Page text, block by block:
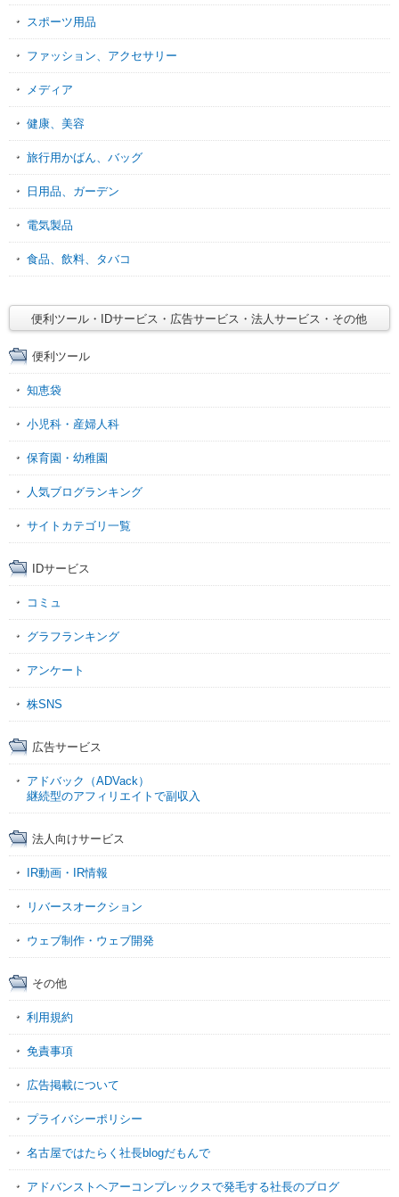
スポーツ用品
ファッション、アクセサリー
メディア
健康、美容
旅行用かばん、バッグ
日用品、ガーデン
電気製品
食品、飲料、タバコ
便利ツール・IDサービス・広告サービス・法人サービス・その他
便利ツール
知恵袋
小児科・産婦人科
保育園・幼稚園
人気ブログランキング
サイトカテゴリ一覧
IDサービス
コミュ
グラフランキング
アンケート
株SNS
広告サービス
アドバック（ADVack）
継続型のアフィリエイトで副収入
法人向けサービス
IR動画・IR情報
リバースオークション
ウェブ制作・ウェブ開発
その他
利用規約
免責事項
広告掲載について
プライバシーポリシー
名古屋ではたらく社長blogだもんで
アドバンストヘアーコンプレックスで発毛する社長のブログ